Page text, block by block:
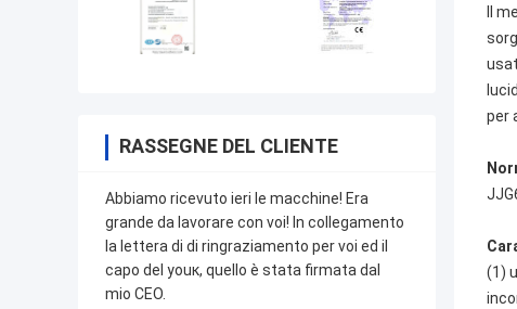
RASSEGNE DEL CLIENTE
Abbiamo ricevuto ieri le macchine! Era
grande da lavorare con voi! In collegamento
la lettera di di ringraziamento per voi ed il
capo del youк, quello è stata firmata dal
mio CEO.
Il
per
(1)